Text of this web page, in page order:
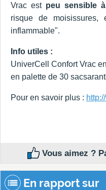
Vrac estpeu sensible
risque de moisissures,
inflammable".
Info utiles :
UniverCell Confort Vrac
en palette de 30
Pour en savoir plus :
Vous aimez ?
En rapport sur